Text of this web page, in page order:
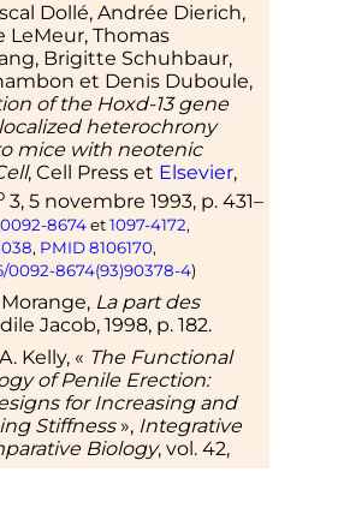
Dollé, Andrée Dierich,
LeMeur, Thomas
Brigitte Schuhbaur,
et Denis Duboule,
of the Hoxd-13 gene
heterochrony
mice with neotenic
, Cell Press et Elsevier,
3, 5 novembre 1993, p. 431–
0092-8674et1097-4172,
, PMID 8106170,
0092-8674(93)90378-4)
La part des
Jacob, 1998, p. 182.
Kelly, « The Functional
of Penile Erection:
for Increasing and
Stiffness », Integrative
Biology, vol. 42,
,p. 216-221.